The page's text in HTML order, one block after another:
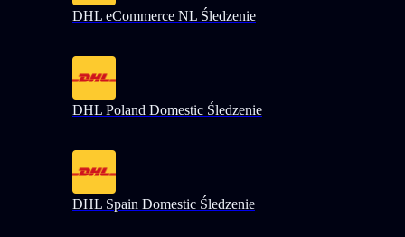
DHL eCommerce NL Śledzenie
DHL Poland Domestic Śledzenie
DHL Spain Domestic Śledzenie